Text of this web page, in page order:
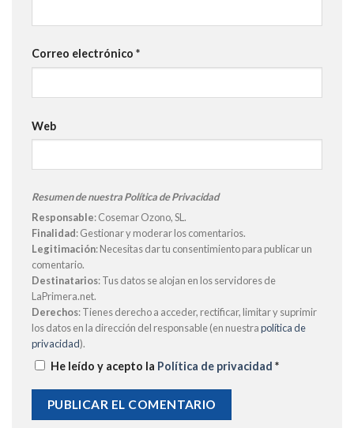
Correo electrónico *
Web
Resumen de nuestra Política de Privacidad
Responsable: Cosemar Ozono, SL.
Finalidad: Gestionar y moderar los comentarios.
Legitimación: Necesitas dar tu consentimiento para publicar un
comentario.
Destinatarios: Tus datos se alojan en los servidores de
LaPrimera.net.
Derechos: Tienes derecho a acceder, rectificar, limitar y suprimir
los datos en la dirección del responsable (en nuestrapolítica de
privacidad).
He leído y acepto la Política de privacidad *